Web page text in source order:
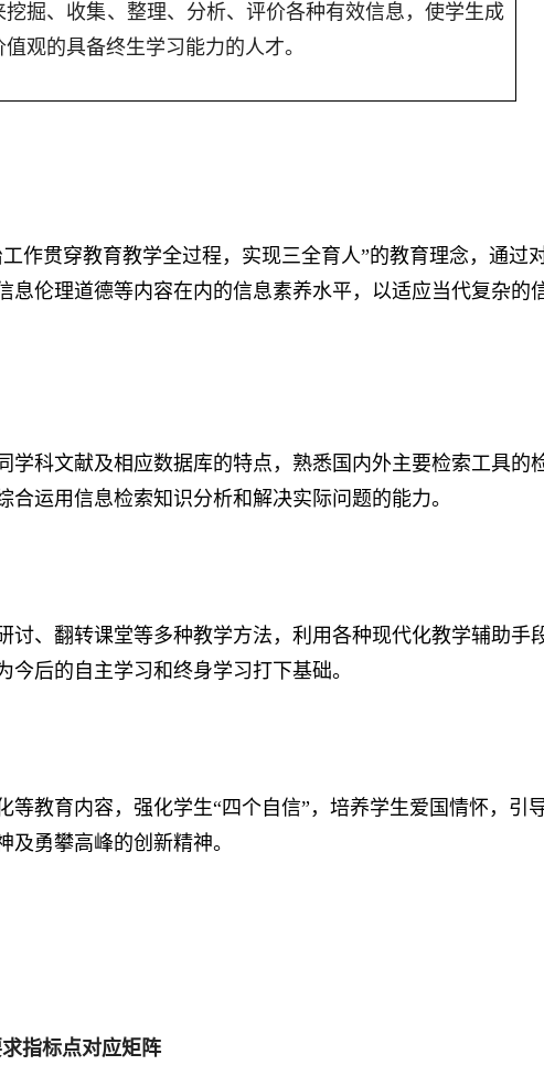
挖掘、收集、 整理、分析、 评价各种有效信息，使学生成
值观的具备终生学习能力的人才。
作贯穿教育教学全过程，实现三全育人”的教育理念， 通过
息伦理道德等内容在内的信息素养水平 ， 以适应当代复杂的
学科文献及相应数据库的特点 ， 熟悉国内外主要检索工具的
合运用信息检索知识分析和解决实际问题的能力。
讨、翻转课堂等多种教学方法， 利用各种现代化教学辅助手
今后的 自主学习和终身学习打下基础。
等教育内容， 强化学生“四个自信”，培养学生爱国情怀 ， 引
勇攀高峰的创新精神。
指标点对应矩阵